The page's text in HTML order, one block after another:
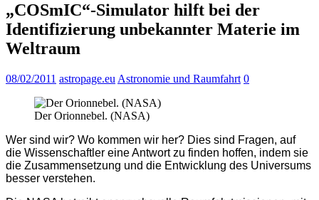
„COSmIC“-Simulator hilft bei der
Identifizierung unbekannter Materie im
Weltraum
08/02/2011 astropage.eu Astronomie und Raumfahrt 0
Der Orionnebel. (NASA)
Wer sind wir? Wo kommen wir her? Dies sind Fragen, auf
die Wissenschaftler eine Antwort zu finden hoffen, indem sie
die Zusammensetzung und die Entwicklung des Universums
besser verstehen.